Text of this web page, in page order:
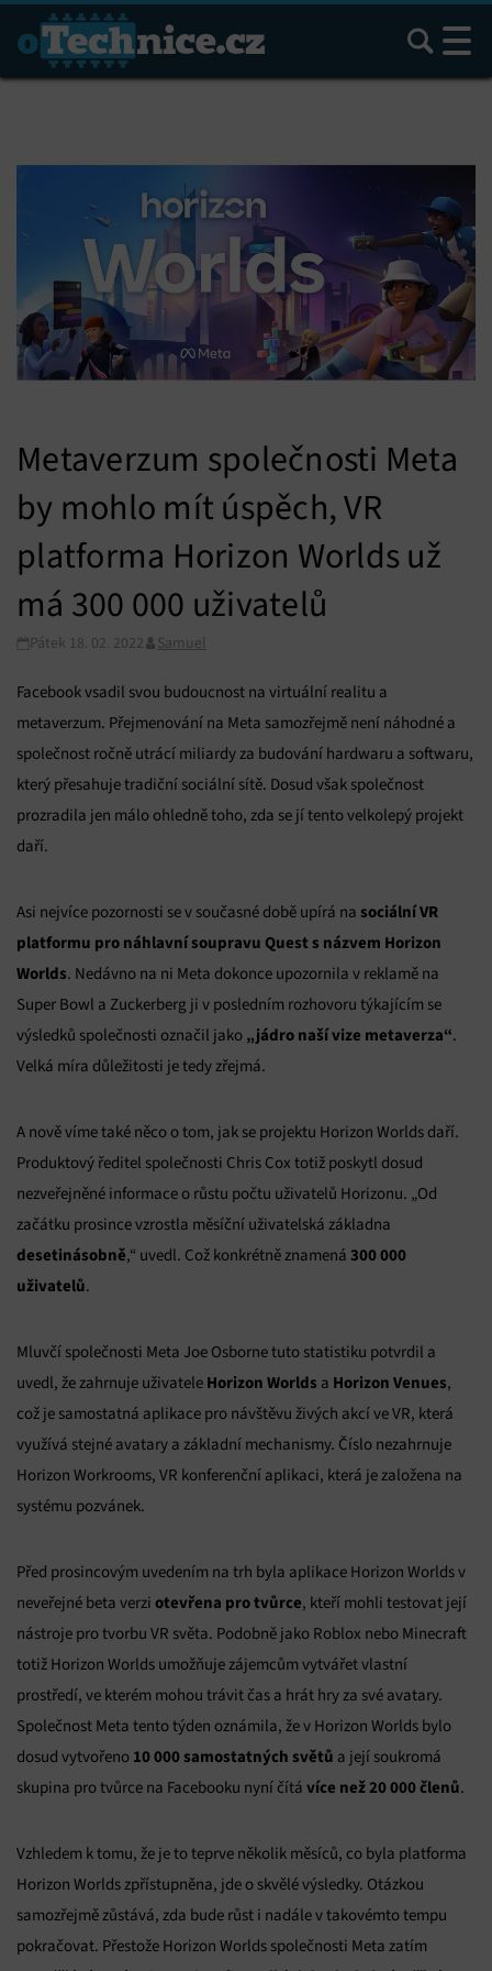
Hledat
Metaverzum společnosti Meta
by mohlo mít úspěch, VR
platforma Horizon Worlds už
má 300 000 uživatelů
Pátek 18. 02. 2022 Samuel
Facebook vsadil svou budoucnost na virtuální realitu a
metaverzum. Přejmenování na Meta samozřejmě není náhodné a
společnost ročně utrácí miliardy za budování hardwaru a softwaru,
který přesahuje tradiční sociální sítě. Dosud však společnost
prozradila jen málo ohledně toho, zda se jí tento velkolepý projekt
daří.
Asi nejvíce pozornosti se v současné době upírá na sociální VR
platformu pro náhlavní soupravu Quest s názvem Horizon
Worlds. Nedávno na ni Meta dokonce upozornila v reklamě na
Super Bowl a Zuckerberg ji v posledním rozhovoru týkajícím se
výsledků společnosti označil jako „jádro naší vize metaverza“.
Velká míra důležitosti je tedy zřejmá.
A nově víme také něco o tom, jak se projektu Horizon Worlds daří.
Produktový ředitel společnosti Chris Cox totiž poskytl dosud
nezveřejněné informace o růstu počtu uživatelů Horizonu. „Od
začátku prosince vzrostla měsíční uživatelská základna
desetinásobně,“ uvedl. Což konkrétně znamená 300 000
uživatelů.
Mluvčí společnosti Meta Joe Osborne tuto statistiku potvrdil a
uvedl, že zahrnuje uživatele Horizon Worlds a Horizon Venues,
což je samostatná aplikace pro návštěvu živých akcí ve VR, která
využívá stejné avatary a základní mechanismy. Číslo nezahrnuje
Horizon Workrooms, VR konferenční aplikaci, která je založena na
systému pozvánek.
Před prosincovým uvedením na trh byla aplikace Horizon Worlds v
neveřejné beta verzi otevřena pro tvůrce, kteří mohli testovat její
nástroje pro tvorbu VR světa. Podobně jako Roblox nebo Minecraft
totiž Horizon Worlds umožňuje zájemcům vytvářet vlastní
prostředí, ve kterém mohou trávit čas a hrát hry za své avatary.
Společnost Meta tento týden oznámila, že v Horizon Worlds bylo
dosud vytvořeno 10 000 samostatných světů a její soukromá
skupina pro tvůrce na Facebooku nyní čítá více než20 000 členů.
Vzhledem k tomu, že je to teprve několik měsíců, co byla platforma
Horizon Worlds zpřístupněna, jde o skvělé výsledky. Otázkou
samozřejmě zůstává, zda bude růst i nadále v takovémto tempu
pokračovat. Přestože Horizon Worlds společnosti Meta zatím